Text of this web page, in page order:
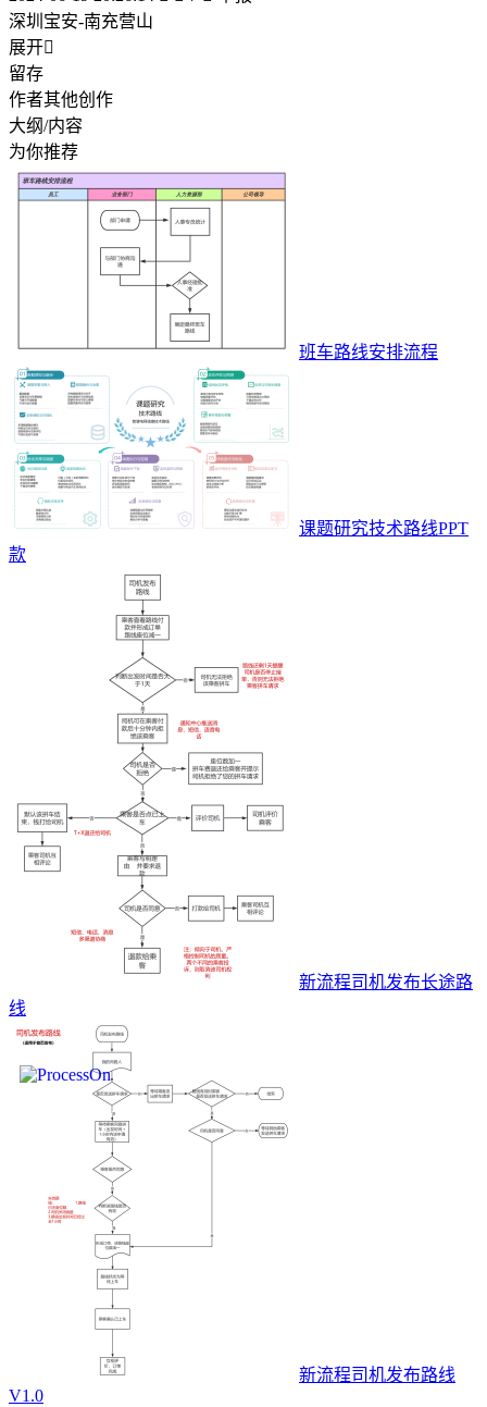
深圳宝安-南充营山
展开
留存
作者其他创作
大纲/内容
为你推荐
班车路线安排流程
课题研究技术路线PPT
款
新流程司机发布长途路
线
新流程司机发布路线
V1.0